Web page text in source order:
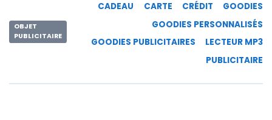
OBJET
PUBLICITAIRE
CADEAU CARTE CRÉDIT
GOODIES
GOODIES PERSONNALISÉS
GOODIES PUBLICITAIRES
LECTEUR MP3
PUBLICITAIRE